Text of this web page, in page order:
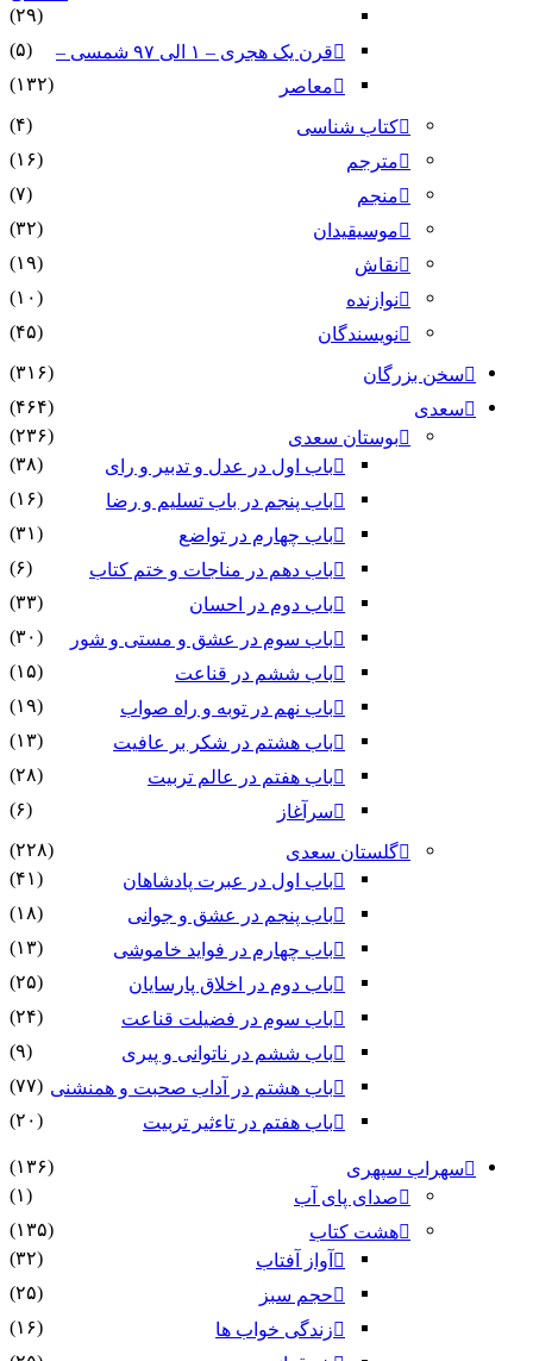
(۲۹)
قرن یک هجری – ۱ الی ۹۷ شمسی –
(۵)
معاصر
(۱۳۲)
کتاب شناسی
(۴)
مترجم
(۱۶)
منجم
(۷)
موسیقیدان
(۳۲)
نقاش
(۱۹)
نوازنده
(۱۰)
نویسندگان
(۴۵)
سخن بزرگان
(۳۱۶)
سعدی
(۴۶۴)
بوستان سعدی
(۲۳۶)
باب اول در عدل و تدبیر و رای
(۳۸)
باب پنجم در باب تسلیم و رضا
(۱۶)
باب چهارم در تواضع
(۳۱)
باب دهم در مناجات و ختم کتاب
(۶)
باب دوم در احسان
(۳۳)
باب سوم در عشق و مستی و شور
(۳۰)
باب ششم در قناعت
(۱۵)
باب نهم در توبه و راه صواب
(۱۹)
باب هشتم در شکر بر عافیت
(۱۳)
باب هفتم در عالم تربیت
(۲۸)
سرآغاز
(۶)
گلستان سعدی
(۲۲۸)
باب اول در عبرت پادشاهان
(۴۱)
باب پنجم در عشق و جوانى
(۱۸)
باب چهارم در فواید خاموشى
(۱۳)
باب دوم در اخلاق پارسایان
(۲۵)
باب سوم در فضیلت قناعت
(۲۴)
باب ششم در ناتوانى و پیرى
(۹)
باب هشتم در آداب صحبت و همنشنى (۷۷)
باب هفتم در تاءثیر تربیت
(۲۰)
سهراب سپهری
(۱۳۶)
صدای پای آب
(۱)
هشت کتاب
(۱۳۵)
آواز آفتاب
(۳۲)
حجم سبز
(۲۵)
زندگی خواب ها
(۱۶)